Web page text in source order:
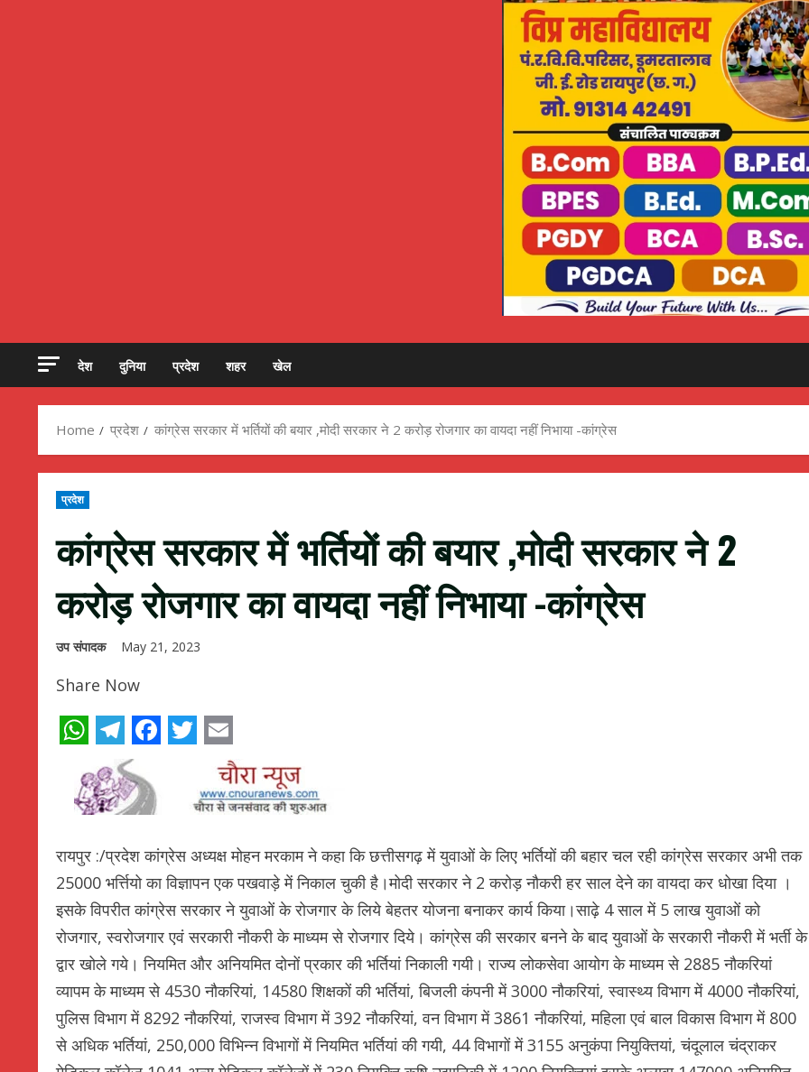
देश दुनिया प्रदेश शहर खेल
Home प्रदेश कांग्रेस सरकार में भर्तियों की बयार ,मोदी सरकार ने 2 करोड़ रोजगार का वायदा नहीं निभाया -कांग्रेस
प्रदेश
कांग्रेस सरकार में भर्तियों की बयार ,मोदी सरकार ने 2
करोड़ रोजगार का वायदा नहीं निभाया -कांग्रेस
उप संपादक May 21, 2023
Share Now
WhatsApp
Telegram
Facebook
Twitter
Email
रायपुर :/प्रदेश कांग्रेस अध्यक्ष मोहन मरकाम ने कहा कि छत्तीसगढ़ में युवाओं के लिए भर्तियों की बहार चल रही कांग्रेस सरकार अभी तक
25000 भर्त्तियो का विज्ञापन एक पखवाड़े में निकाल चुकी है।मोदी सरकार ने 2 करोड़ नौकरी हर साल देने का वायदा कर धोखा दिया ।
इसके विपरीत कांग्रेस सरकार ने युवाओं के रोजगार के लिये बेहतर योजना बनाकर कार्य किया।साढ़े 4 साल में 5 लाख युवाओं को
रोजगार, स्वरोजगार एवं सरकारी नौकरी के माध्यम से रोजगार दिये। कांग्रेस की सरकार बनने के बाद युवाओं के सरकारी नौकरी में भर्ती के
द्वार खोले गये। नियमित और अनियमित दोनों प्रकार की भर्तियां निकाली गयी। राज्य लोकसेवा आयोग के माध्यम से 2885 नौकरियां
व्यापम के माध्यम से 4530 नौकरियां, 14580 शिक्षकों की भर्तियां, बिजली कंपनी में 3000 नौकरियां, स्वास्थ्य विभाग में 4000 नौकरियां,
पुलिस विभाग में 8292 नौकरियां, राजस्व विभाग में 392 नौकरियां, वन विभाग में 3861 नौकरियां, महिला एवं बाल विकास विभाग में 800
से अधिक भर्तियां, 250,000 विभिन्न विभागों में नियमित भर्तियां की गयी, 44 विभागों में 3155 अनुकंपा नियुक्तियां, चंदूलाल चंद्राकर